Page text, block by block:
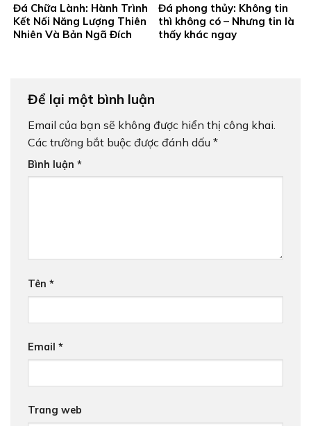
Đá Chữa Lành: Hành Trình
Kết Nối Năng Lượng Thiên
Nhiên Và Bản Ngã Đích
Đá phong thủy: Không tin
thì không có – Nhưng tin là
thấy khác ngay
Để lại một bình luận
Email của bạn sẽ không được hiển thị công khai.
Các trường bắt buộc được đánh dấu *
Bình luận *
Tên *
Email *
Trang web